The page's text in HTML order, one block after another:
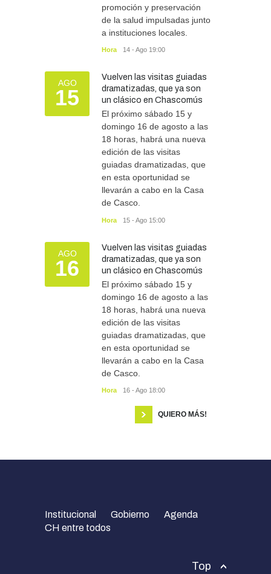
promoción y preservación
de la salud impulsadas junto
a instituciones locales.
Hora 14 - Ago 19:00
AGO
15
Vuelven las visitas guiadas
dramatizadas, que ya son
un clásico en Chascomús
El próximo sábado 15 y
domingo 16 de agosto a las
18 horas, habrá una nueva
edición de las visitas
guiadas dramatizadas, que
en esta oportunidad se
llevarán a cabo en la Casa
de Casco.
Hora 15 - Ago 15:00
AGO
16
Vuelven las visitas guiadas
dramatizadas, que ya son
un clásico en Chascomús
El próximo sábado 15 y
domingo 16 de agosto a las
18 horas, habrá una nueva
edición de las visitas
guiadas dramatizadas, que
en esta oportunidad se
llevarán a cabo en la Casa
de Casco.
Hora 16 - Ago 18:00
QUIERO MÁS!
Institucional Gobierno
Agenda
CH entre todos
Top